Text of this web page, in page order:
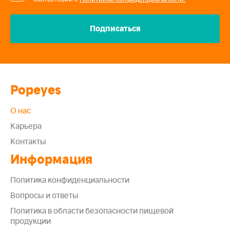
Popeyes
О нас
Карьера
Контакты
Информация
Политика конфиденциальности
Вопросы и ответы
Политика в области безопасности пищевой
продукции